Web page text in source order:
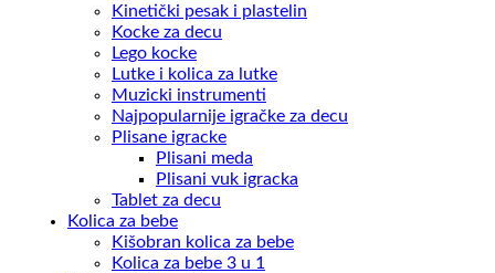
Kinetički pesak i plastelin
Kocke za decu
Lego kocke
Lutke i kolica za lutke
Muzicki instrumenti
Najpopularnije igračke za decu
Plisane igracke
Plisani meda
Plisani vuk igracka
Tablet za decu
Kolica za bebe
Kišobran kolica za bebe
Kolica za bebe 3 u 1